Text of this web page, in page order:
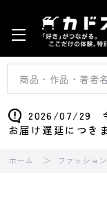
2026/07/29
お届け遅延につき
ホーム ファッション